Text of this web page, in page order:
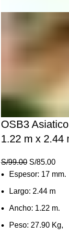
OSB3
1.22 m x 2.44
S/99.00 El
precio
S/99.00.
S/85.00El
S/
Espesor: 17 mm.
Largo: 2.44 m
Ancho: 1.22 m.
Peso: 27.90 Kg,